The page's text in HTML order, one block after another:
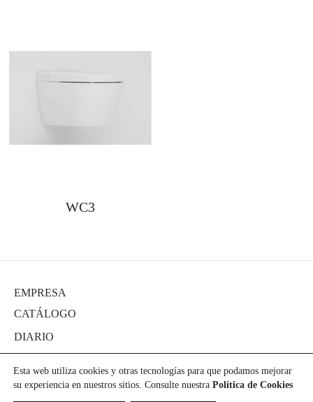
WC3
EMPRESA
CATÁLOGO
DIARIO
PRENSA
Esta web utiliza cookies y otras tecnologías para que podamos mejorar
su experiencia en nuestros sitios. Consulte nuestra Política de Cookies